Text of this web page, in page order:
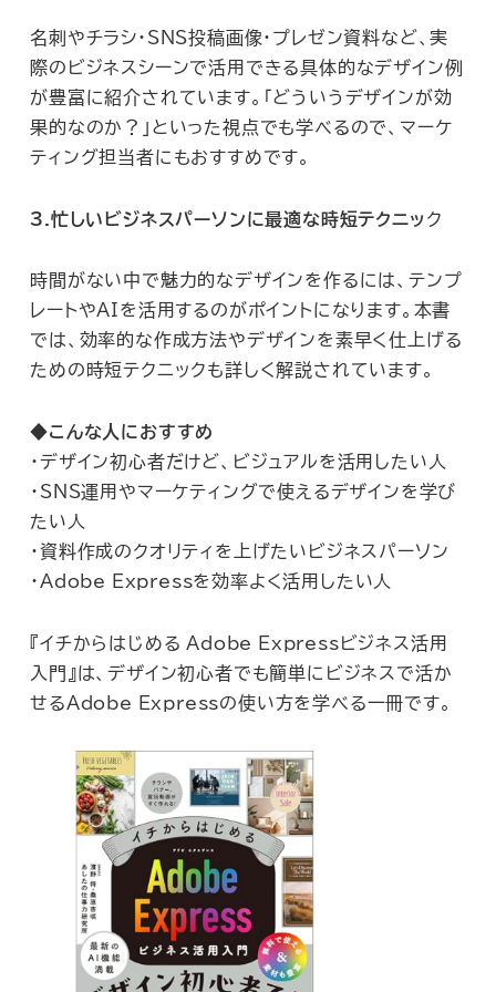
名刺やチラシ・SNS投稿画像・プレゼン資料など、実
際のビジネスシーンで活用できる具体的なデザイン例
が豊富に紹介されています。「どういうデザインが効
果的なのか？」といった視点でも学べるので、マーケ
ティング担当者にもおすすめです。
3.忙しいビジネスパーソンに最適な時短テクニッ ク
時間がない中で魅力的なデザインを作るには、テンプ
レートやAIを活用するのがポイントになります。本書
では、効率的な作成方法やデザインを素早く仕上げる
ための時短テクニックも詳しく解説されています。
◆こんな人におすすめ
・デザイン初心者だけど、ビジュアルを活用したい人
・SNS運用やマーケティングで使えるデザインを学び
たい人
・資料作成のクオリティを上げたいビジネスパーソン
・Adobe Expressを効率よく活用したい人
『イチからはじめる Adobe Expressビジネス活用
入門』は、デザイン初心者でも簡単にビジネスで活か
せるAdobe Expressの使い方を学べる一冊です。